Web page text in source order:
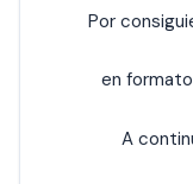
Por
en
A